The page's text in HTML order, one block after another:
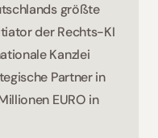
größte
der Rechts-KI
Partner in
EURO in